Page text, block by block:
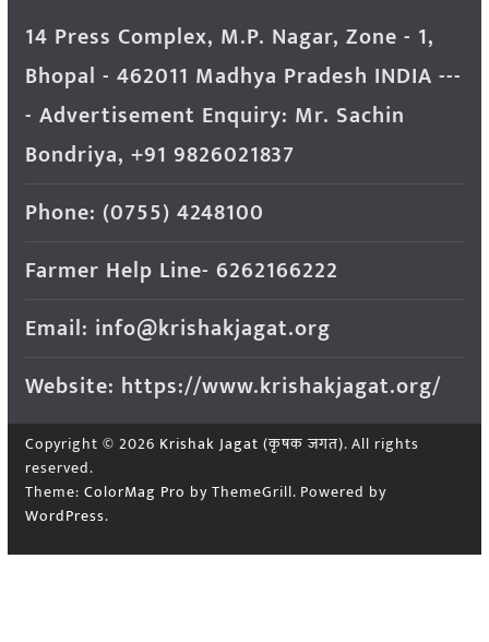
14 Press Complex, M.P. Nagar, Zone - 1,
Bhopal - 462011 Madhya Pradesh INDIA ---
- Advertisement Enquiry: Mr. Sachin
Bondriya, +91 9826021837
Phone: (0755) 4248100
Farmer Help Line- 6262166222
Email: info@krishakjagat.org
Website: https://www.krishakjagat.org/
Copyright © 2026 Krishak Jagat (कृषक जगत). All rights
reserved.
Theme: ColorMag Pro by ThemeGrill. Powered by
WordPress.